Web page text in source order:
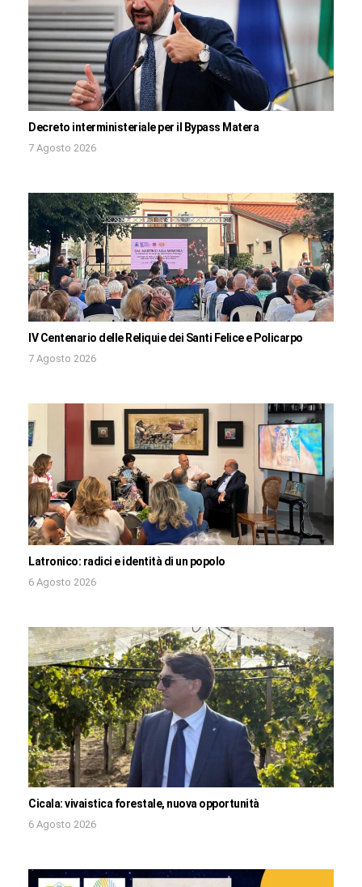
Decreto interministeriale per il Bypass Matera
7 Agosto 2026
IV Centenario delle Reliquie dei Santi Felice e Policarpo
7 Agosto 2026
Latronico: radici e identità di un popolo
6 Agosto 2026
Cicala: vivaistica forestale, nuova opportunità
6 Agosto 2026